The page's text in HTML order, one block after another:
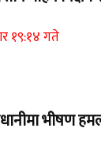
१९:१४ गते
भीषण